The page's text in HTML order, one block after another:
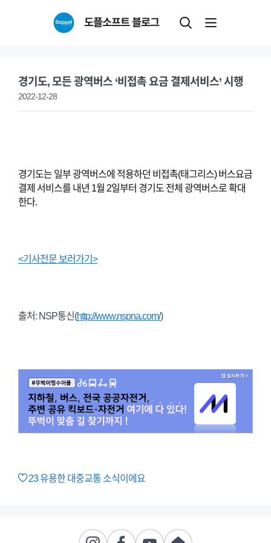
도플소프트 블로그
경기도, 모든 광역버스 ‘비접촉 요금 결제서비스’ 시행
2022-12-28
경기도는 일부 광역버스에 적용하던 비접촉(태그리스) 버스요금
결제 서비스를 내년 1월 2일부터 경기도 전체 광역버스로 확대
한다.
<기사전문 보러가기>
출처: NSP통신(http://www.nspna.com/)
23유용한 대중교통 소식이에요